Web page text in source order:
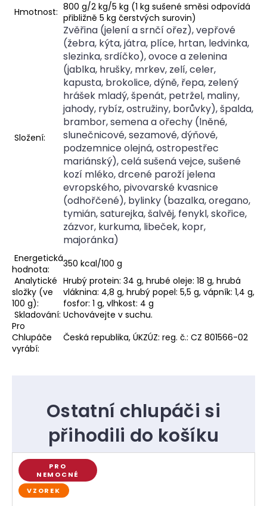
Hmotnost: 800 g/2 kg/5 kg (1 kg sušené směsi odpovídá
přibližně 5 kg čerstvých surovin)
Složení:
Zvěřina (jelení a srnčí ořez), vepřové
(žebra, kýta, játra, plíce, hrtan, ledvinka,
slezinka, srdíčko), ovoce a zelenina
(jablka, hrušky, mrkev, zelí, celer,
kapusta, brokolice, dýně, řepa, zelený
hrášek mladý, špenát, petržel, maliny,
jahody, rybíz, ostružiny, borůvky), špalda,
brambor, semena a ořechy (lněné,
slunečnicové, sezamové, dýňové,
podzemnice olejná, ostropestřec
mariánský), celá sušená vejce, sušené
kozí mléko, drcené paroží jelena
evropského, pivovarské kvasnice
(odhořčené), bylinky (bazalka, oregano,
tymián, saturejka, šalvěj, fenykl, skořice,
zázvor, kurkuma, libeček, kopr,
majoránka)
Energetická
hodnota:
350 kcal/100 g
Analytické
složky (ve
100 g):
Hrubý protein: 34 g, hrubé oleje: 18 g, hrubá
vláknina: 4,8 g, hrubý popel: 5,5 g, vápník: 1,4 g,
fosfor: 1 g, vlhkost: 4 g
Skladování: Uchovávejte v suchu.
Pro
Chlupáče
vyrábí:
Česká republika, ÚKZÚZ: reg. č.: CZ 801566-02
PRO
NEMOCNÉ
VZOREK